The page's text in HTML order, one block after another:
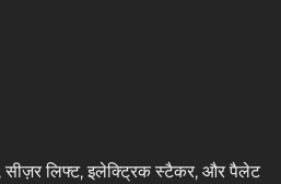
सीज़र लिफ्ट, इलेक्ट्रिक स्टैकर, और पैलेट